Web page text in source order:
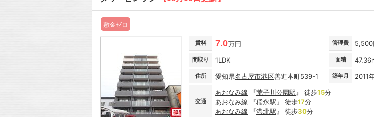
敷金ゼロ
賃料 7.0万円 管理費 5,500
間取り 1LDK 面積
住所 愛知県名古屋市港区善進本町539-1 築年月 2011
交通
あおなみ線 『荒子川公園駅 』 徒歩15分
あおなみ線 『稲永駅 』 徒歩17分
あおなみ線 『港北駅 』 徒歩30分